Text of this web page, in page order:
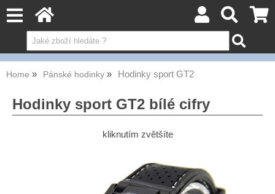
Home Pánské hodinky Hodinky sport GT2
Hodinky sport GT2 bílé cifry
kliknutím zvětšíte